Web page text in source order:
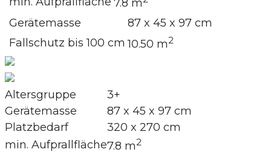
7.8 m
Gerätemasse
87 x 45 x 97 cm
Fallschutz bis 100 cm 10.50 m2
Altersgruppe
3+
Gerätemasse
87 x 45 x 97 cm
Platzbedarf
320 x 270 cm
min. Aufprallfläche7.8 m2